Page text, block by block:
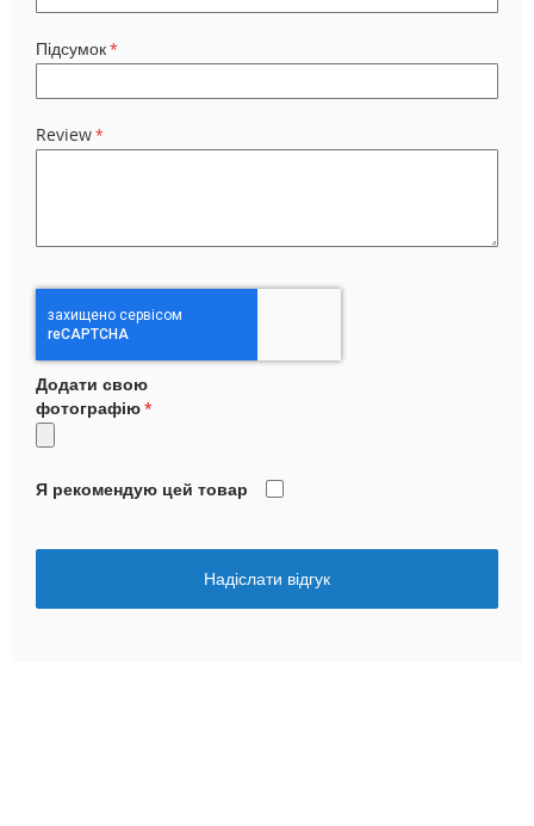
Підсумок
Review
Додати свою
фотографію
Я рекомендую цей товар
Надіслати відгук